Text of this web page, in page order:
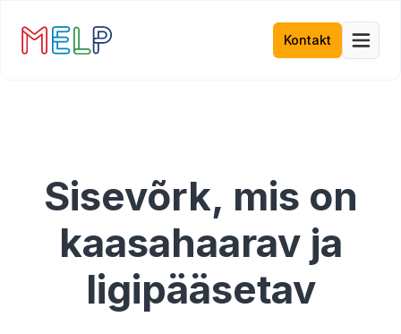
Kontakt
Sisevõrk, mis on
kaasahaarav ja
ligipääsetav